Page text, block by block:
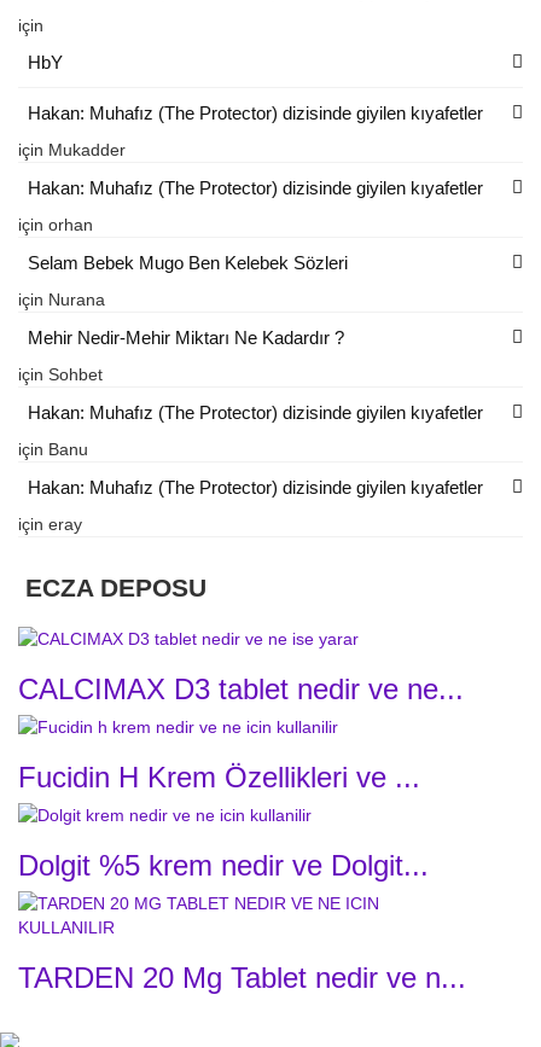
için
HbY
Hakan: Muhafız (The Protector) dizisinde giyilen kıyafetler
için Mukadder
Hakan: Muhafız (The Protector) dizisinde giyilen kıyafetler
için orhan
Selam Bebek Mugo Ben Kelebek Sözleri
için Nurana
Mehir Nedir-Mehir Miktarı Ne Kadardır ?
için Sohbet
Hakan: Muhafız (The Protector) dizisinde giyilen kıyafetler
için Banu
Hakan: Muhafız (The Protector) dizisinde giyilen kıyafetler
için eray
ECZA DEPOSU
CALCIMAX D3 tablet nedir ve ne...
Fucidin H Krem Özellikleri ve ...
Dolgit %5 krem nedir ve Dolgit...
TARDEN 20 Mg Tablet nedir ve n...